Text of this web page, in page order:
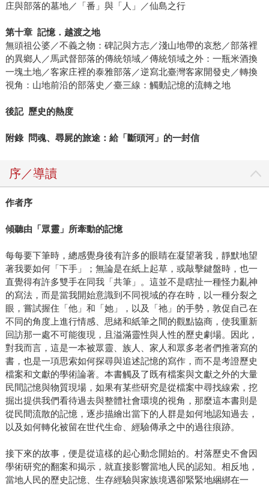
庄與部落的墓地／「番」與「人」／仙島之行
第十章 記憶．越渡之地
無頭祖公婆／不義之物：碑記與方志／淺山地帶的哀愁／部落裡
的異鄉人／馬武督部落的傳統領域／傳統領域之外：一瓶米酒換
一塊土地／客家庄裡的泰雅部落／逆寫北臺灣客家開發史／轉換
視角：山地前沿的部落史／臺三線：觸動記憶的流轉之地
後記 歷史的熱度
附錄 問魂、尋屍的旅途：給「斷頭河」的一封信
序／導讀
作者序
傾聽由「眾靈」所牽動的記憶
每每要下筆時，總感覺身後有許多的眼睛在凝望著我，靜默地望
著我要如何「下手」；無論是在紙上起草，或敲擊鍵盤時，也一
直覺得有許多雙手在同我「共筆」。這並不是瞎扯一種怪力亂神
的寫法，而是當我開始意識到不同視域的存在時，以一種分裂之
眼，嘗試握住「他」和「她」，以及「祂」的手勢，敦促自己在
不同的角度上進行情感、思緒和紙筆之間的觀點協商，使我重新
回訪那一處不可能復現，且溢滿靈性與人性的歷史劇場。因此，
對我而言，這是一本被眾靈、族人、家人和眾多老者們推著寫的
書，也是一項思索如何探尋與追述記憶的寫作，而不是考證歷史
檔案和文獻的學術論著。本書觸及了既有檔案與文獻之外的大量
民間記憶與物質現場，如果有某些研究是從檔案中尋找線索，挖
掘出提供我們看待過去與整體社會環境的視角，那麼這本書則是
從民間流散的記憶，逐步描繪出當下的人群是如何地認知過去，
以及如何轉化被留在世代生命、經驗傳承之中的過往痕跡。
接下來的故事，便是從這樣的起心動念開始的。村落歷史不會因
學術研究的翻案和揭示，就直接影響當地人民的認知。相反地，
當地人民的歷史記憶、生存經驗與家族境遇卻緊緊地綑綁在一